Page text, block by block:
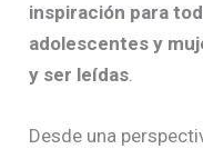
inspiración para
adolescentes y
y ser leídas.
Desde una